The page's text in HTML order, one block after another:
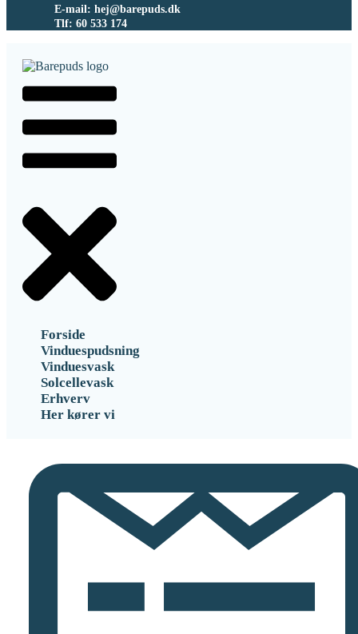
E-mail: hej@barepuds.dk
Tlf: 60 533 174
Forside
Vinduespudsning
Vinduesvask
Solcellevask
Erhverv
Her kører vi